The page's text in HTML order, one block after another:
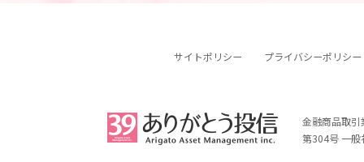
サイトポリシー プライバシーポリシー
金融商品取
第304号 一般